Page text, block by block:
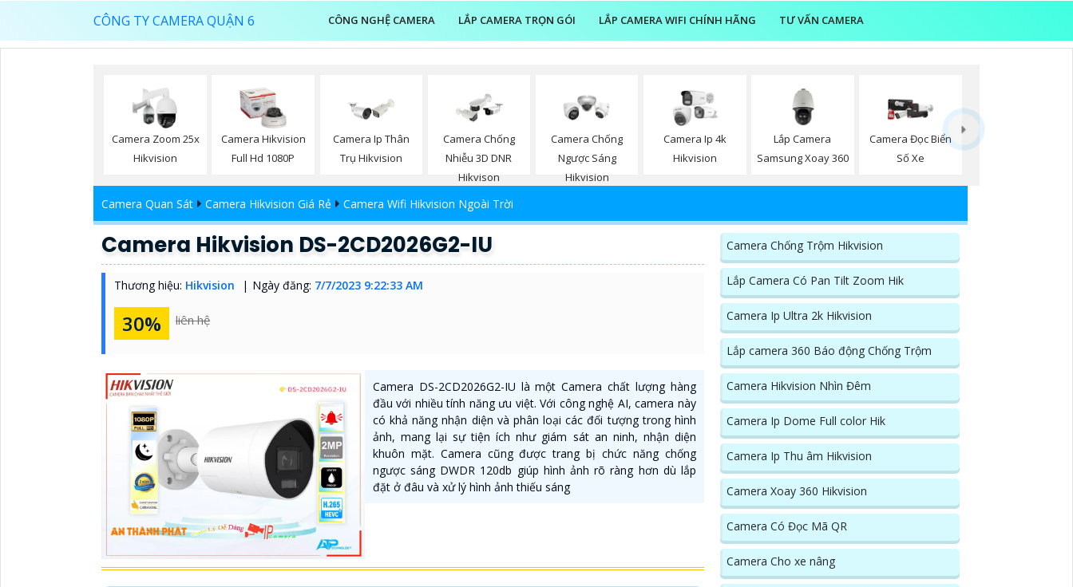
CÔNG TY CAMERA QUẬN 6 CÔNG NGHỆ CAMERA LẮP CAMERA TRỌN GÓI LẮP CAMERA WIFI CHÍNH HÃNG TƯ VẤN CAMERA
Camera Zoom 25x
Hikvision
Camera Hikvision
Full Hd 1080P
Camera Ip Thân
Trụ Hikvision
Camera Chống
Nhiễu 3D DNR
Hikvison
Camera Chống
Ngược Sáng
Hikvision
Camera Ip 4k
Hikvision
Lắp Camera
Samsung Xoay 360
Camera Đọc Biển
Số Xe
Camera Quan Sát Camera Hikvision Giá Rẻ Camera Wifi Hikvision Ngoài Trời
Camera Hikvision DS-2CD2026G2-IU
Thương hiệu: Hikvision Ngày đăng: 7/7/2023 9:22:33 AM
30% liên hệ
Camera DS-2CD2026G2-IU là một Camera chất lượng hàng
đầu với nhiều tính năng ưu việt. Với công nghệ AI, camera này
có khả năng nhận diện và phân loại các đối tượng trong hình
ảnh, mang lại sự tiện ích như giám sát an ninh, nhận diện
khuôn mặt. Camera cũng được trang bị chức năng chống
ngược sáng DWDR 120db giúp hình ảnh rõ ràng hơn dù lắp
đặt ở đâu và xử lý hình ảnh thiếu sáng
Camera Chống Trộm Hikvision
Lắp Camera Có Pan Tilt Zoom Hik
Camera Ip Ultra 2k Hikvision
Lắp camera 360 Báo động Chống Trộm
Camera Hikvision Nhìn Đêm
Camera Ip Dome Full color Hik
Camera Ip Thu âm Hikvision
Camera Xoay 360 Hikvision
Camera Có Đọc Mã QR
Camera Cho xe nâng